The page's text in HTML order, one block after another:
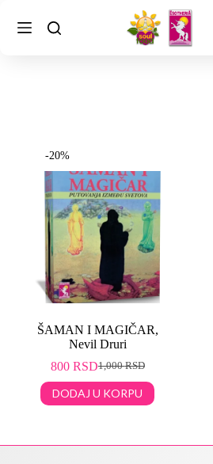
-20%
ŠAMAN I MAGIČAR,
Nevil Druri
1,000RSD
800 RSD
DODAJ U KORPU